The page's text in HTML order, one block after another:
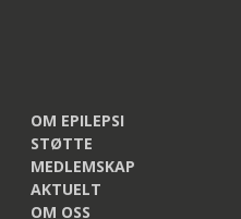
OM EPILEPSI
STØTTE
MEDLEMSKAP
AKTUELT
OM OSS